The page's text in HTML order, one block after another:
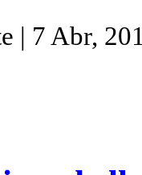
| 7 Abr,